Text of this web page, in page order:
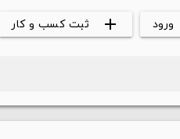
add ثبت کسب و کار ورود